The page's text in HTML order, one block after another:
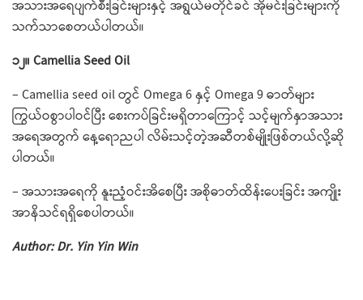
အသားအ​ရေပျက်စီးခြင်းများနှင့် အရွယ်မတိုင်ခင် အိုမင်းခြင်းများကို
သက်သာ​စေတယ်ပါတယ်။
၁၂။ Camellia Seed Oil
– Camellia seed oil တွင် Omega 6 နှင့် Omega 9 ဓာတ်များ
ကြွယ်ဝစွာပါဝင်ပြီး ​စေးကပ်ခြင်းမရှိတာ​ကြောင့် သင့်မျက်နှာအသား
အ​ရေအတွက် ​နေ့​ရောညပါ လိမ်းသင့်တဲ့အဆီတစ်မျိုးဖြစ်တယ်လို့ဆို
ပါတယ်။
– အသားအ​ရေကို နူးညံ့ဝင်းအိ​​စေပြီး အစိုဓာတ်ထိန်း​ပေးခြင်း အကျိုး
အာနိသင်ရရှိ​စေပါတယ်။
Author: Dr. Yin Yin Win